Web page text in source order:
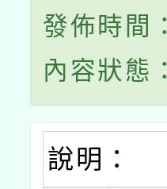
發佈時間
內容狀態
說明：